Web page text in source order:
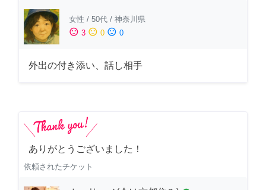
女性 / 50代 / 神奈川県
sentiment_satisfied 3 sentiment_neutral 0 sentiment_dissatisfied 0
外出の付き添い、話し相手
ありがとうございました！
依頼されたチケット